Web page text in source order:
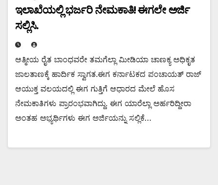
ಇಲಾಖೆಯಲ್ಲಿ ಭರ್ಜರಿ ನೇಮಕಾತಿ! ಈಗಲೇ ಅರ್ಜಿ
ಸಲ್ಲಿಸಿ.
ಆತ್ಮೀಯ ರೈತ ಬಾಂಧವರೇ ತಮಗೆಲ್ಲಾ ಮೀಡಿಯಾ ಚಾಣಕ್ಯ ಅಧಿಕೃತ
ಜಾಲತಾಣಕ್ಕೆ ಹಾರ್ದಿಕ ಸ್ವಾಗತ.ಈಗ ಕರ್ನಾಟಕದ ಪಂಚಾಯತ್ ರಾಜ್
ಆಯುಕ್ತ ವಲಯದಲ್ಲಿ ಈಗ ಗುತ್ತಿಗೆ ಆಧಾರದ ಮೇಲೆ ಹೊಸ
ನೇಮಕಾತಿಗಳು ಪ್ರಾರಂಭವಾಗಿದ್ದು. ಈಗ ಯಾರೆಲ್ಲಾ ಅರ್ಹರಿದ್ದೀರಾ
ಅಂತಹ ಅಭ್ಯರ್ಥಿಗಳು ಈಗ ಅರ್ಜಿಯನ್ನು ಸಲ್ಲಿಕೆ…